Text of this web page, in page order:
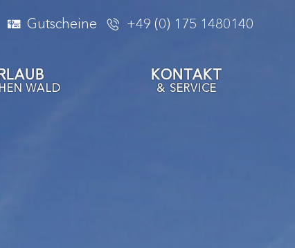
Gutscheine +49 (0) 175 1480140
WALD
KONTAKT
& SERVICE